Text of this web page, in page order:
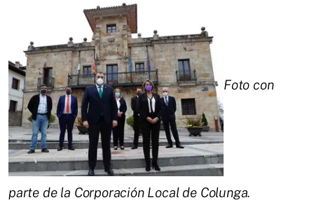
Foto con
parte de la Corporación Local de Colunga.